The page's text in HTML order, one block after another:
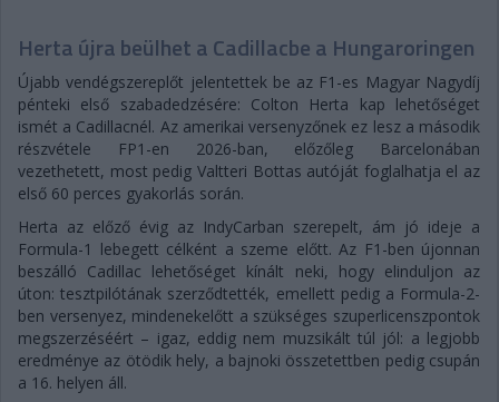
Herta újra beülhet a Cadillacbe a Hungaroringen
Újabb vendégszereplőt jelentettek be az F1-es Magyar Nagydíj
pénteki első szabadedzésére: Colton Herta kap lehetőséget
ismét a Cadillacnél. Az amerikai versenyzőnek ez lesz a második
részvétele FP1-en 2026-ban, előzőleg Barcelonában
vezethetett, most pedig Valtteri Bottas autóját foglalhatja el az
első 60 perces gyakorlás során.
Herta az előző évig az IndyCarban szerepelt, ám jó ideje a
Formula-1 lebegett célként a szeme előtt. Az F1-ben újonnan
beszálló Cadillac lehetőséget kínált neki, hogy elinduljon az
úton: tesztpilótának szerződtették, emellett pedig a Formula-2-
ben versenyez, mindenekelőtt a szükséges szuperlicenszpontok
megszerzéséért – igaz, eddig nem muzsikált túl jól: a legjobb
eredménye az ötödik hely, a bajnoki összetettben pedig csupán
a 16. helyen áll.